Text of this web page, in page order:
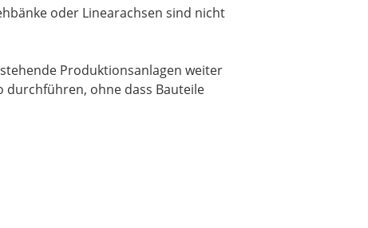
oder Linearachsen sind nicht
Produktionsanlagen weiter
durchführen, ohne dass Bauteile